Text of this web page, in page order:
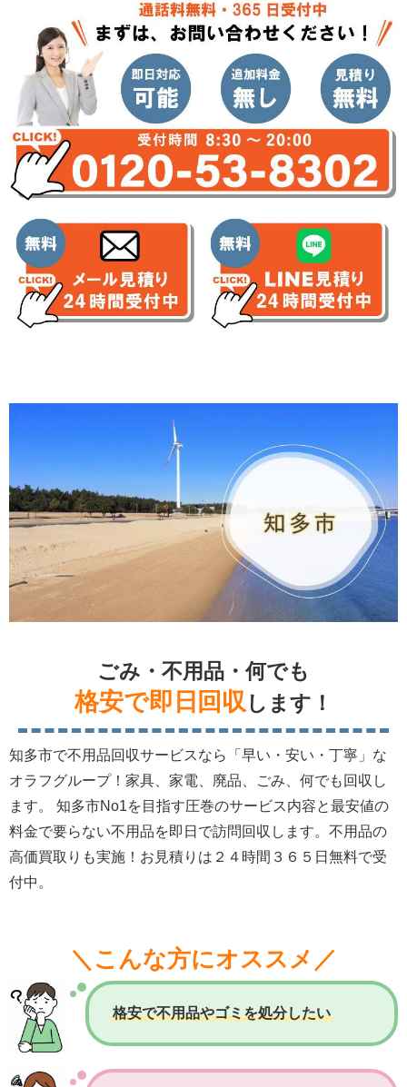
ごみ・不用品・何でも
格安で即日回収 します！
知多市で不用品回収サービスなら「早い・安い・丁寧」な
オラフグループ！家具、家電、廃品、ごみ、何でも回収し
ます。 知多市No1を目指す圧巻のサービス内容と最安値の
料金で要らない不用品を即日で訪問回収します。不用品の
高価買取りも実施！お見積りは２４時間３６５日無料で受
付中。
＼こんな方にオススメ／
格安で不用品やゴミを処分したい